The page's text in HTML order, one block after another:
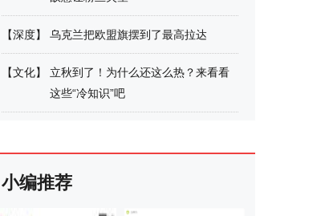
【深度】 乌克兰把欧盟旗摆到了最高拉达
【文化】
立秋到了！为什么还这么热？来看看
这些“冷知识”吧
小编推荐